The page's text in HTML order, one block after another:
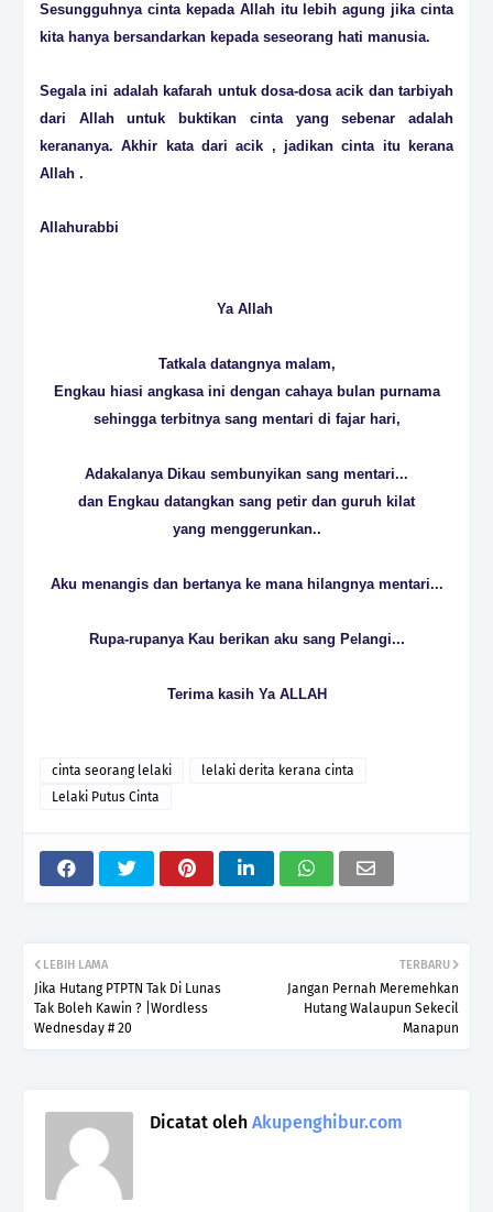
Sesungguhnya cinta kepada Allah itu lebih agung jika cinta
kita hanya bersandarkan kepada seseorang hati manusia.
Segala ini adalah kafarah untuk dosa-dosa acik dan tarbiyah
dari Allah untuk buktikan cinta yang sebenar adalah
kerananya. Akhir kata dari acik , jadikan cinta itu kerana
Allah .
Allahurabbi
Ya Allah
Tatkala datangnya malam,
Engkau hiasi angkasa ini dengan cahaya bulan purnama
sehingga terbitnya sang mentari di fajar hari,
Adakalanya Dikau sembunyikan sang mentari...
dan Engkau datangkan sang petir dan guruh kilat
yang menggerunkan..
Aku menangis dan bertanya ke mana hilangnya mentari...
Rupa-rupanya Kau berikan aku sang Pelangi...
Terima kasih Ya ALLAH
cinta seorang lelaki
lelaki derita kerana cinta
Lelaki Putus Cinta
TERBARU
Jangan Pernah Meremehkan
Hutang Walaupun Sekecil
Manapun
LEBIH LAMA
Jika Hutang PTPTN Tak Di Lunas
Tak Boleh Kawin ? |Wordless
Wednesday # 20
Dicatat oleh Akupenghibur.com